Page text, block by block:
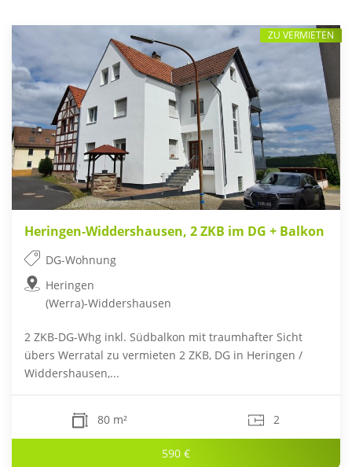
Heringen-Widdershausen, 2 ZKB im DG + Balkon
DG-Wohnung
Heringen
(Werra)-Widdershausen
2 ZKB-DG-Whg inkl. Südbalkon mit traumhafter Sicht
übers Werratal zu vermieten 2 ZKB, DG in Heringen /
Widdershausen,...
80 m² 2
590 €
ZU VERMIETEN